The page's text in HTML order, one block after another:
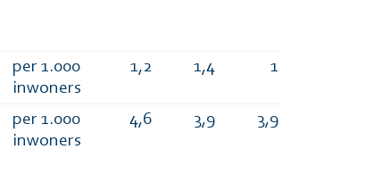
per 1.000
inwoners
1,2 1,4 1
per 1.000
inwoners
4,6 3,9 3,9